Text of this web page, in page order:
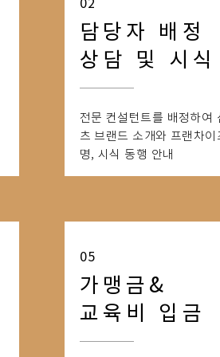
02
담당자 배정
상담 및 시식
전문 컨설턴트를 배정하여
츠 브랜드 소개와 프랜차이
명, 시식 동행 안내
05
가맹금&
교육비 입금